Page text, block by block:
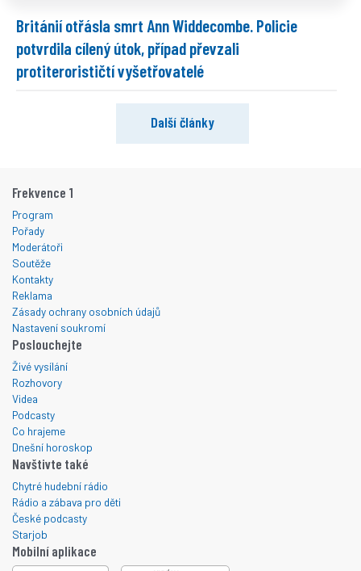
Británií otřásla smrt Ann Widdecombe. Policie
potvrdila cílený útok, případ převzali
protiterorističtí vyšetřovatelé
Další články
Frekvence 1
Program
Pořady
Moderátoři
Soutěže
Kontakty
Reklama
Zásady ochrany osobních údajů
Nastavení soukromí
Poslouchejte
Živé vysílání
Rozhovory
Videa
Podcasty
Co hrajeme
Dnešní horoskop
Navštivte také
Chytré hudební rádio
Rádio a zábava pro děti
České podcasty
Starjob
Mobilní aplikace